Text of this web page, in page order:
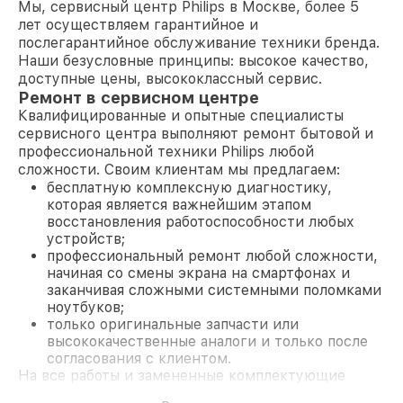
Мы, сервисный центр Philips в Москве, более 5
лет осуществляем гарантийное и
послегарантийное обслуживание техники бренда.
Наши безусловные принципы: высокое качество,
доступные цены, высококлассный сервис.
Ремонт в сервисном центре
Квалифицированные и опытные специалисты
сервисного центра выполняют ремонт бытовой и
профессиональной техники Philips любой
сложности. Своим клиентам мы предлагаем:
бесплатную комплексную диагностику,
которая является важнейшим этапом
восстановления работоспособности любых
устройств;
профессиональный ремонт любой сложности,
начиная со смены экрана на смартфонах и
заканчивая сложными системными поломками
ноутбуков;
только оригинальные запчасти или
высококачественные аналоги и только после
согласования с клиентом.
На все работы и замененные комплектующие